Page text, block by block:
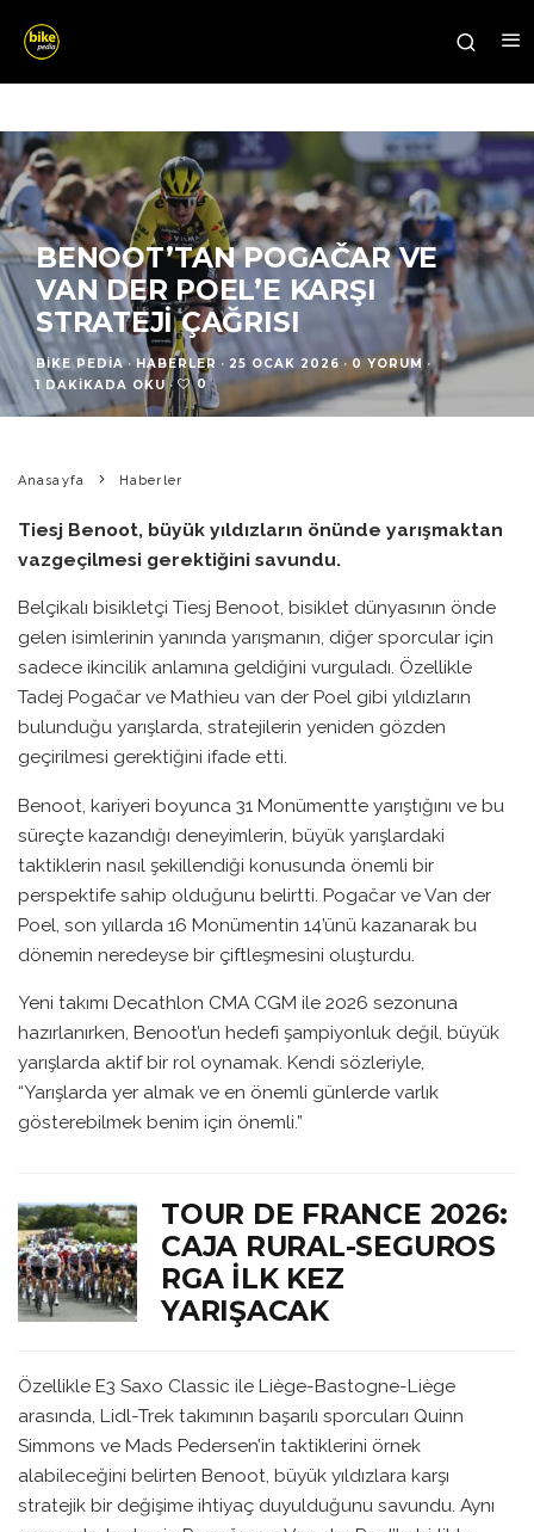
BENOOT’TAN POGAČAR VE
VAN DER POEL’E KARŞI
STRATEJI ÇAĞRISI
BIKE PEDIA · HABERLER · 25 OCAK 2026 · 0 YORUM ·
1 DAKIKADA OKU · 0
Anasayfa Haberler
Tiesj Benoot, büyük yıldızların önünde yarışmaktan
vazgeçilmesi gerektiğini savundu.
Belçikalı bisikletçi Tiesj Benoot, bisiklet dünyasının önde
gelen isimlerinin yanında yarışmanın, diğer sporcular için
sadece ikincilik anlamına geldiğini vurguladı. Özellikle
Tadej Pogačar ve Mathieu van der Poel gibi yıldızların
bulunduğu yarışlarda, stratejilerin yeniden gözden
geçirilmesi gerektiğini ifade etti.
Benoot, kariyeri boyunca 31 Monümentte yarıştığını ve bu
süreçte kazandığı deneyimlerin, büyük yarışlardaki
taktiklerin nasıl şekillendiği konusunda önemli bir
perspektife sahip olduğunu belirtti. Pogačar ve Van der
Poel, son yıllarda 16 Monümentin 14’ünü kazanarak bu
dönemin neredeyse bir çiftleşmesini oluşturdu.
Yeni takımı Decathlon CMA CGM ile 2026 sezonuna
hazırlanırken, Benoot’un hedefi şampiyonluk değil, büyük
yarışlarda aktif bir rol oynamak. Kendi sözleriyle,
“Yarışlarda yer almak ve en önemli günlerde varlık
gösterebilmek benim için önemli.”
TOUR DE FRANCE 2026:
CAJA RURAL-SEGUROS
RGA İLK KEZ
YARIŞACAK
Özellikle E3 Saxo Classic ile Liège-Bastogne-Liège
arasında, Lidl-Trek takımının başarılı sporcuları Quinn
Simmons ve Mads Pedersen’in taktiklerini örnek
alabileceğini belirten Benoot, büyük yıldızlara karşı
stratejik bir değişime ihtiyaç duyulduğunu savundu. Aynı